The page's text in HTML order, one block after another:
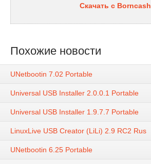
Скачать с Borncash
Похожие новости
UNetbootin 7.02 Portable
Universal USB Installer 2.0.0.1 Portable
Universal USB Installer 1.9.7.7 Portable
LinuxLive USB Creator (LiLi) 2.9 RC2 Rus
UNetbootin 6.25 Portable